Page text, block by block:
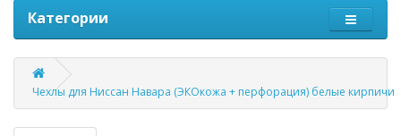
Категории
Чехлы для Ниссан Навара (ЭКОкожа + перфорация) белые кирпичи